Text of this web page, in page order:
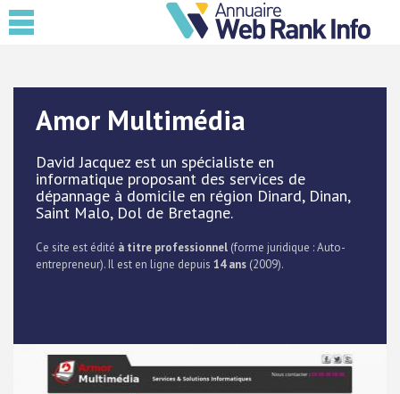
Amor Multimédia
David Jacquez est un spécialiste en
informatique proposant des services de
dépannage à domicile en région Dinard, Dinan,
Saint Malo, Dol de Bretagne.
Ce site est édité à titre professionnel (forme juridique : Auto-
entrepreneur). Il est en ligne depuis 14 ans (2009).